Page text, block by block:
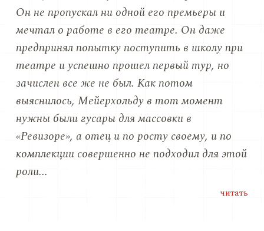
Он не пропускал ни одной его премьеры и
мечтал о работе в его театре. Он даже
предпринял попытку поступить в школу при
театре и успешно прошел первый тур, но
зачислен все же не был. Как потом
выяснилось, Мейерхольду в тот момент
нужны были гусары для массовки в
«Ревизоре», а отец и по росту своему, и по
комплекции совершенно не подходил для этой
роли...
читать